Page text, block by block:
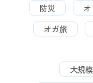
防災
オガ旅
大規